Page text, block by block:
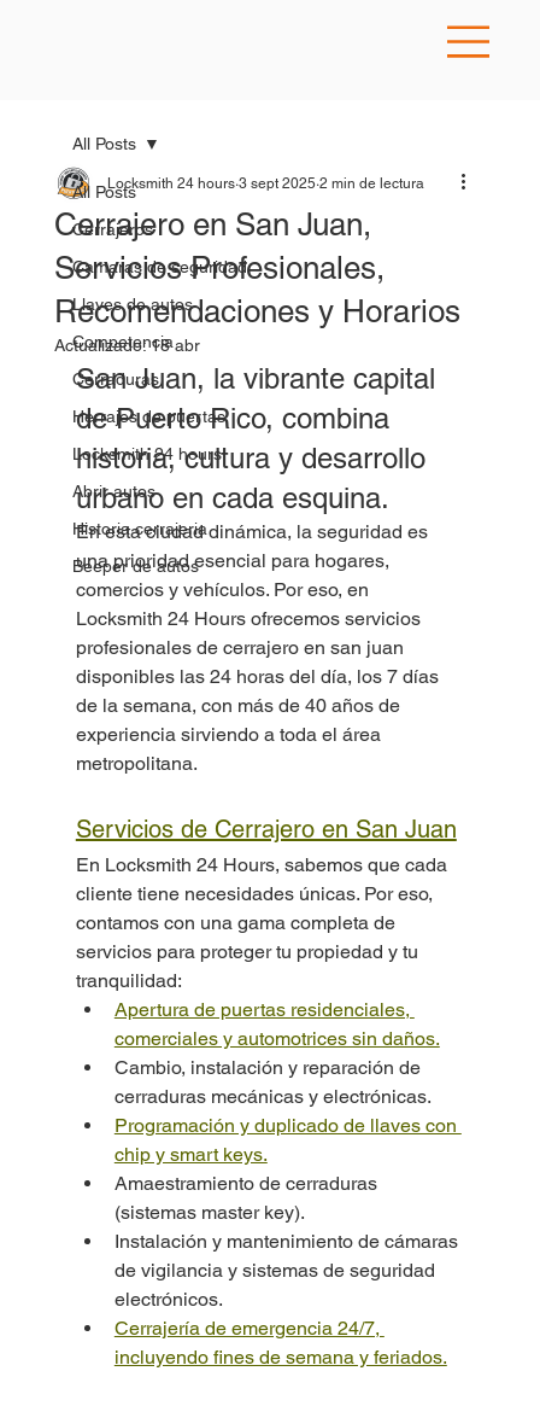
All Posts
Cerrajeros
Camaras de seguridad
Llaves de autos
Competencia
Cerraduras
Herrajes de puertas
Locksmith 24 hours
Abrir autos
Historia cerrajeria
Beeper de autos
All Posts
Cerrajero en San Juan,
Servicios Profesionales,
Recomendaciones y Horarios
Locksmith 24 hours 3 sept 2025 2 min de lectura
Actualizado:18 abr
San Juan, la vibrante capital
de Puerto Rico, combina
historia, cultura y desarrollo
urbano en cada esquina.
En esta ciudad dinámica, la seguridad es
una prioridad esencial para hogares,
comercios y vehículos. Por eso, en
Locksmith 24 Hours ofrecemos servicios
profesionales de cerrajero en san juan
disponibles las 24 horas del día, los 7 días
de la semana, con más de 40 años de
experiencia sirviendo a toda el área
metropolitana.
Servicios de Cerrajero en San Juan
En Locksmith 24 Hours, sabemos que cada
cliente tiene necesidades únicas. Por eso,
contamos con una gama completa de
servicios para proteger tu propiedad y tu
tranquilidad:
Apertura de puertas residenciales,
comerciales y automotrices sin daños.
Cambio, instalación y reparación de
cerraduras mecánicas y electrónicas.
Programación y duplicado de llaves con
chip y smart keys.
Amaestramiento de cerraduras
(sistemas master key).
Instalación y mantenimiento de cámaras
de vigilancia y sistemas de seguridad
electrónicos.
Cerrajería de emergencia 24/7,
incluyendo fines de semana y feriados.